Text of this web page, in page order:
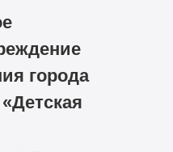
города